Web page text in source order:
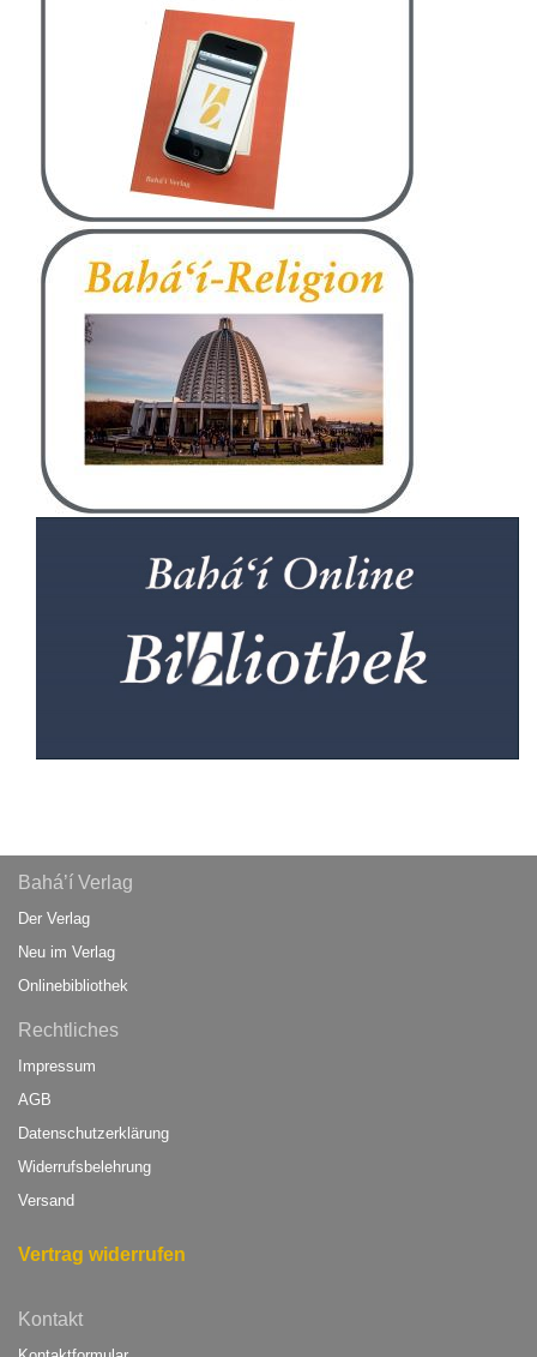
Bahá’í Verlag
Der Verlag
Neu im Verlag
Onlinebibliothek
Rechtliches
Impressum
AGB
Datenschutzerklärung
Widerrufsbelehrung
Versand
Vertrag widerrufen
Kontakt